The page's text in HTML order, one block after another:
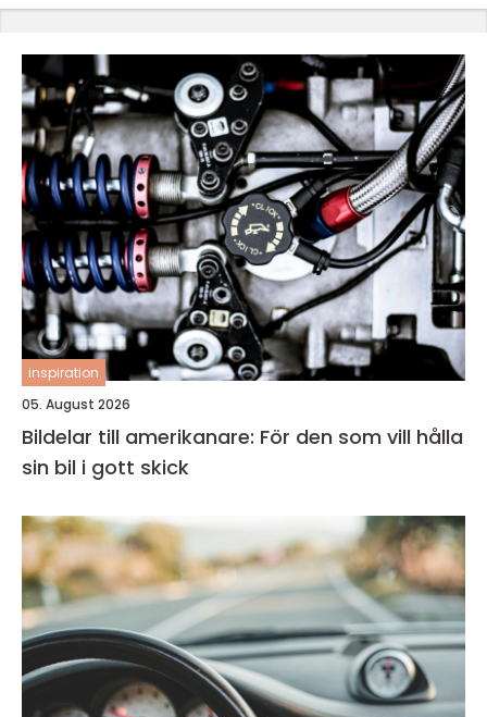
inspiration
05. August 2026
Bildelar till amerikanare: För den som vill hålla
sin bil i gott skick